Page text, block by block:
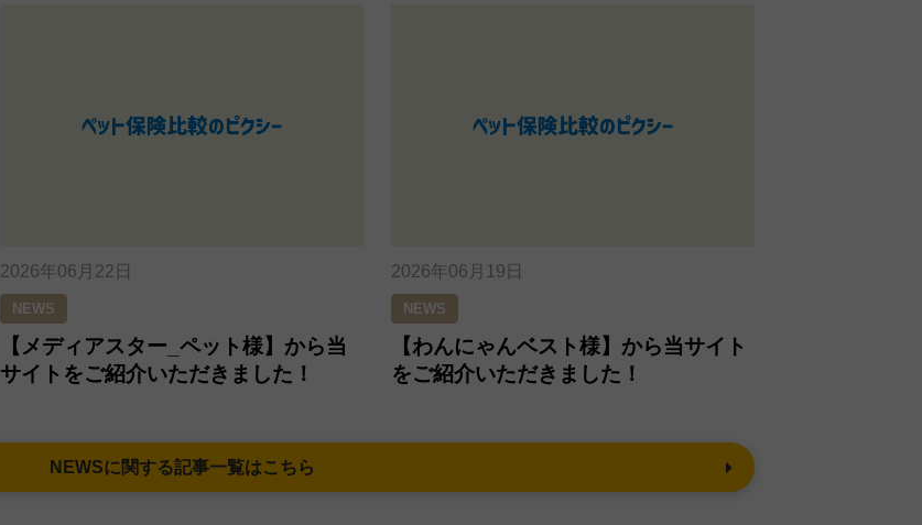
2026年06月22日
NEWS
【メディアスター_ペット様】から当
サイトをご紹介いただきました！
2026年06月19日
NEWS
【わんにゃんベスト様】から当サイト
をご紹介いただきました！
NEWSに関する記事一覧はこちら